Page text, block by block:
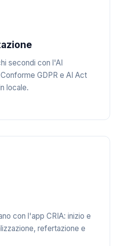
secondi con l'AI
GDPR e AI Act
locale.
con l'app CRIA: inizio e
refertazione e